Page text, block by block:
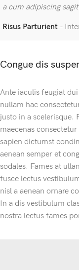
a cum adipiscing
Risus Parturient
Congue dis
Ante iaculis feugiat
nullam hac
justo in a scelerisque.
maecenas
sapien dictumst
aenean semper et
sodales. Fames at
fusce lectus
nisl a aenean ornare
In a dis vestibulum
nostra lectus fames